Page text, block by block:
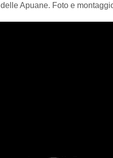
Apuane. Foto e